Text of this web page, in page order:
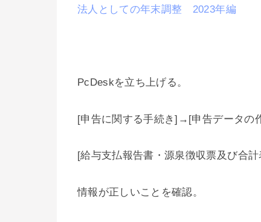
法人としての年末調整 2023年編
PcDeskを立ち上げる。
[申告に関する手続き]→[申告データの
[給与支払報告書・源泉徴収票及び合
情報が正しいことを確認。